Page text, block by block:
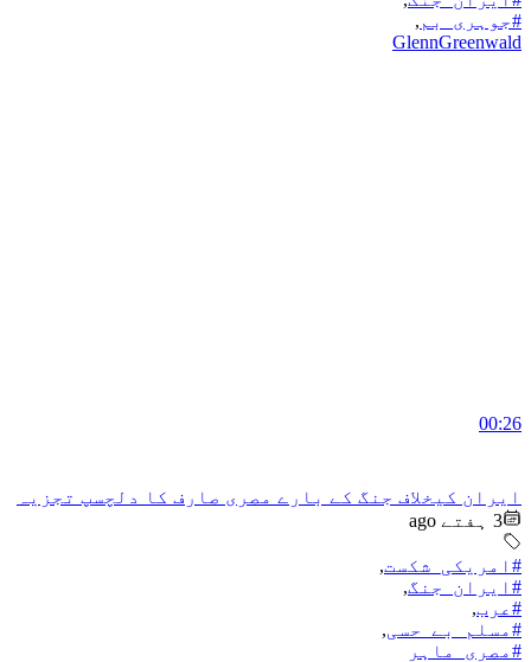
#جوہری_بم ,
GlennGreenwald
00:26
ایران کیخلاف جنگ کے بارے مصری صارف کا دلچسپ تجزیہ
3 ہفتے ago
#امریکی_شکست,
#ایران_جنگ,
#عرب,
#مسلم_بے_حسی,
#مصری_ماہر